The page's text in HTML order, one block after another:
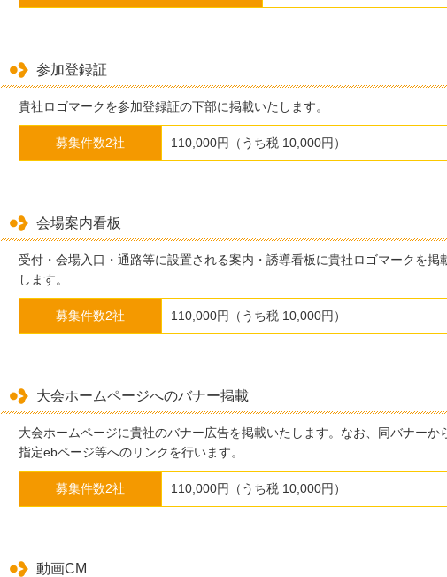
参加登録証
貴社ロゴマークを参加登録証の下部に掲載いたします。
募集件数2社 110,000円（うち税 10,000円）
会場案内看板
受付・会場入口・通路等に設置される案内・誘導看板に貴社ロゴマークを掲
します。
募集件数2社 110,000円（うち税 10,000円）
大会ホームページへのバナー掲載
大会ホームページに貴社のバナー広告を掲載いたします。なお、同バナーか
指定ebページ等へのリンクを行います。
募集件数2社 110,000円（うち税 10,000円）
動画CM